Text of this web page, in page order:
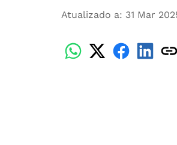
Atualizado a: 31 Mar